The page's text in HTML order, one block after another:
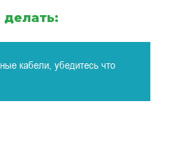
делать:
кабели, убедитесь что